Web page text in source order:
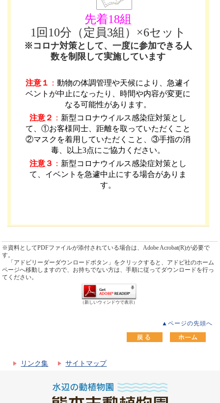
先着18組
1回10分（定員3組）×6セット
※コロナ対策として、一度に参加できる人
数を制限して実施しています
注意１ ：動物の体調管理や天候により、急遽イ
ベントが中止になったり、時間や内容が変更に
なる可能性があります。
注意２ ： 新型コロナウイルス感染症対策とし
て、①お客様同士、距離を取っていただくこと
②マスクを着用していただくこと、③手指の消
毒、以上3点にご協力ください。
注意３ ： 新型コロナウイルス感染症対策とし
て、イベントを急遽中止にする場合がありま
す。
※資料としてPDFファイルが添付されている場合は、Adobe Acrobat(R)が必要で
す。
「アドビリーダーダウンロードボタン」をクリックすると、アドビ社のホーム
ページへ移動しますので、お持ちでない方は、手順に従ってダウンロードを行っ
てください。
（新しいウィンドウで表示）
▲ページの先頭へ
リンク集 サイトマップ